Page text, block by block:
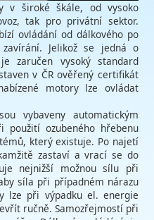
v široké škále, od vysoko
tak pro privátní sektor.
ovládání od dálkového po
Jelikož se jedná o
zaručen vysoký standard
v ČR ověřený certifikát
motory lze ovládat
vybaveny automatickým
ozubeného hřebenu
který existuje. Po najetí
zastaví a vrací se do
nejnižší možnou sílu při
síla při případném nárazu
lze při výpadku el. energie
ručně. Samozřejmostí při